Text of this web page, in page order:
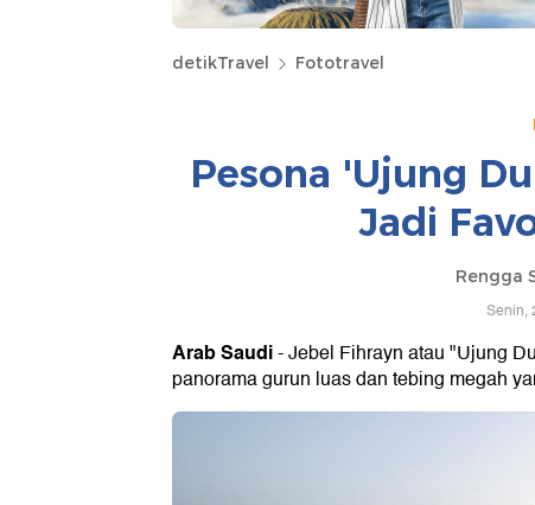
detikTravel Fototravel
Pesona 'Ujung
Jadi
Rengga
Senin,
Arab Saudi- Jebel Fihrayn atau "Ujung
panorama gurun luas dan tebing megah